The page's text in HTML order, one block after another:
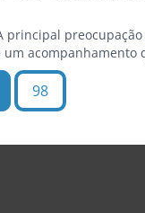
principal
acompanhamento
98